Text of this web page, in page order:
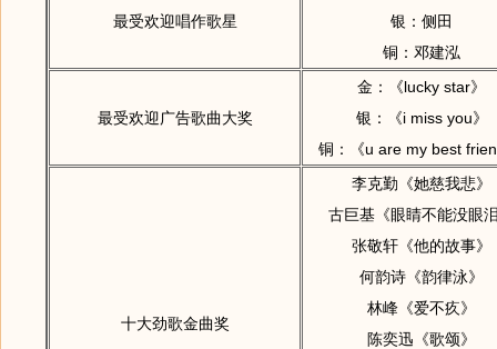
最受欢迎唱作歌星
银：侧田
铜：邓建泓
最受欢迎广告歌曲大奖
金：《lucky star》
银：《i miss you》
铜：《u are my best
十大劲歌金曲奖
李克勤《她慈我悲》
古巨基《眼睛不能没眼
张敬轩《他的故事》
何韵诗《韵律泳》
林峰《爱不疚》
陈奕迅《歌颂》